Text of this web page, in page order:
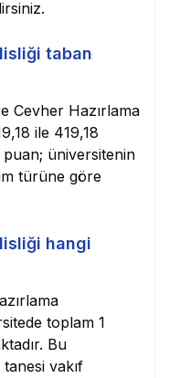
taban
Cevher Hazırlama
ile 419,18
puan; üniversitenin
türüne göre
hangi
toplam 1
Bu
vakıf